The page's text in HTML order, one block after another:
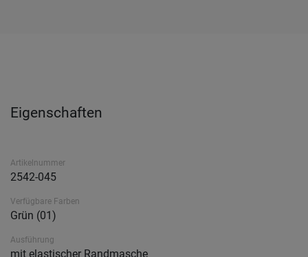
Eigenschaften
Artikelnummer
2542-045
Verfügbare Farben
Grün (01)
Ausführung
mit elastischer Randmasche